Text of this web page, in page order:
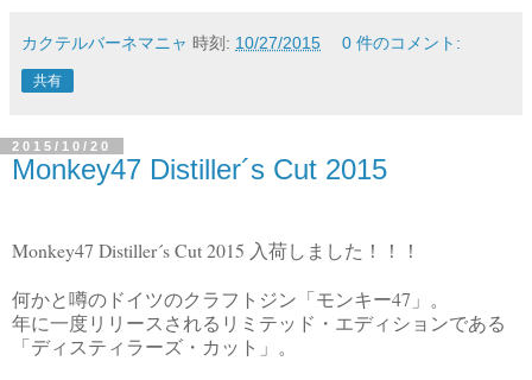
カクテルバーネマニャ 時刻: 10/27/2015 0 件のコメント:
共有
2015/10/20
Monkey47 Distiller´s Cut 2015
Monkey47 Distiller´s Cut 2015 入荷しました！！！
何かと噂のドイツのクラフトジン「モンキー47 」。
年に一度リリースされるリミテッド・エディションである
「ディスティラーズ・カット」。